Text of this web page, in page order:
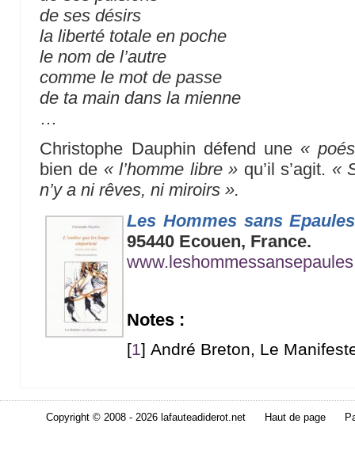
de ses désirs
la liberté totale en poche
le nom de l’autre
comme le mot de passe
de ta main dans la mienne
…
Christophe Dauphin défend une «
bien de « l’homme libre » qu’il s’agit. «
n’y a ni rêves, ni miroirs ».
Les Hommes sans Epaules
95440 Ecouen, France.
Notes :
[1] André Breton, Le
Copyright © 2008 - 2026 lafauteadiderot.net Haut de page